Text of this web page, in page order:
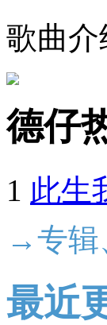
歌曲介
德仔
1 此生
→专辑
最近